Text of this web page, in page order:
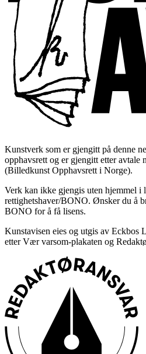
Kunstverk som er gjengitt på denne
opphavsrett og er gjengitt etter avtale
(Billedkunst Opphavsrett i Norge).
Verk kan ikke gjengis uten hjemmel i
rettighetshaver/BONO. Ønsker du å
BONO for å få lisens.
Kunstavisen eies og utgis av Eckbos
etter Vær varsom-plakaten og